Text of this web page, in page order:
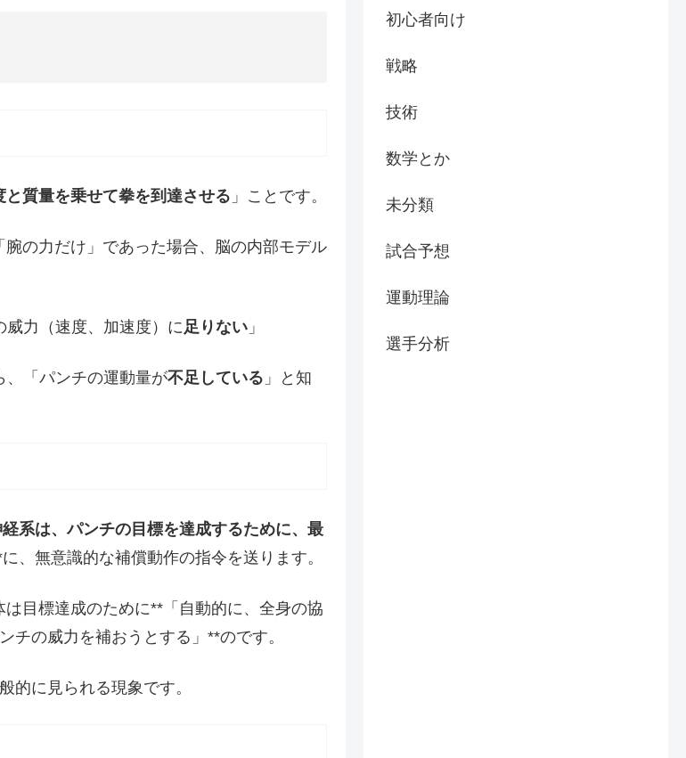
質量を乗せて拳を到達させる 」ことです。
の力だけ」であった場合、脳の内部モデル
威力（速度、加速度）に 足りない」
、「パンチの運動量が不足している 」と知
系は、パンチの目標を達成するために、最
、無意識的な補償動作の指令を送ります。
目標達成のために**「自動的に、全身の協
チの威力を補おうとする」**のです。
的に見られる現象です。
初心者向け
戦略
技術
数学とか
未分類
試合予想
運動理論
選手分析